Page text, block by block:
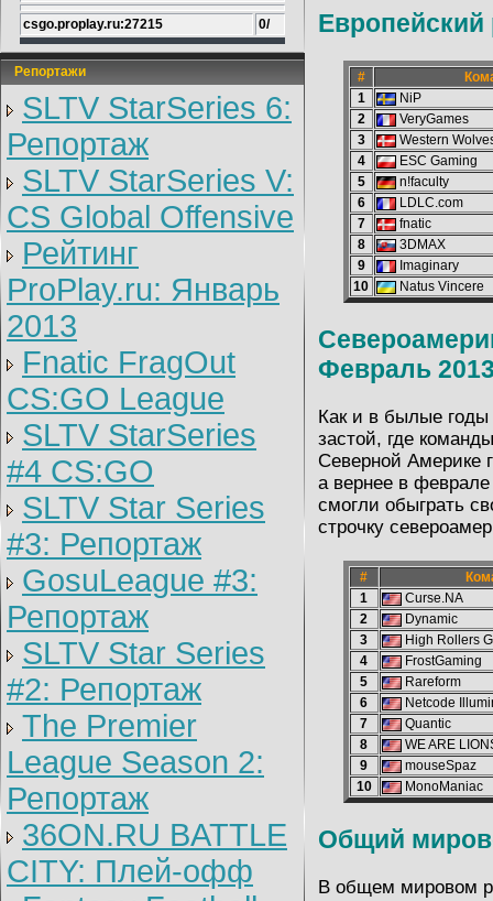
csgo.proplay.ru:27215 0/
Репортажи
SLTV StarSeries 6:
Репортаж
SLTV StarSeries V:
CS Global Offensive
Рейтинг
ProPlay.ru: Январь
2013
Fnatic FragOut
CS:GO League
SLTV StarSeries
#4 CS:GO
SLTV Star Series
#3: Репортаж
GosuLeague #3:
Репортаж
SLTV Star Series
#2: Репортаж
The Premier
League Season 2:
Репортаж
36ON.RU BATTLE
CITY: Плей-офф
Европейский
#
1
NiP
2
VeryGames
3
Western
4
ESC Gaming
5
n!faculty
6
LDLC.com
7
fnatic
8
3DMAX
9
Imaginary
10
Natus Vincere
Февраль
Как и в былые годы
застой, где
Северной Америке
а вернее в
смогли обыграть
строчку
#
1
Curse.NA
2
Dynamic
3
High Rollers
4
FrostGaming
5
Rareform
6
Netcode
7
Quantic
8
WE ARE
9
mouseSpaz
10
MonoManiac
Общий
В общем мировом